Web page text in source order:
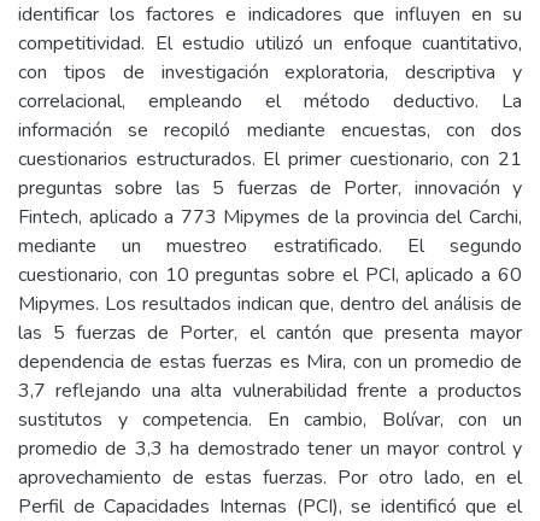
identificar los factores e indicadores que influyen en su
competitividad. El estudio utilizó un enfoque cuantitativo,
con tipos de investigación exploratoria, descriptiva y
correlacional, empleando el método deductivo. La
información se recopiló mediante encuestas, con dos
cuestionarios estructurados. El primer cuestionario, con 21
preguntas sobre las 5 fuerzas de Porter, innovación y
Fintech, aplicado a 773 Mipymes de la provincia del Carchi,
mediante un muestreo estratificado. El segundo
cuestionario, con 10 preguntas sobre el PCI, aplicado a 60
Mipymes. Los resultados indican que, dentro del análisis de
las 5 fuerzas de Porter, el cantón que presenta mayor
dependencia de estas fuerzas es Mira, con un promedio de
3,7 reflejando una alta vulnerabilidad frente a productos
sustitutos y competencia. En cambio, Bolívar, con un
promedio de 3,3 ha demostrado tener un mayor control y
aprovechamiento de estas fuerzas. Por otro lado, en el
Perfil de Capacidades Internas (PCI), se identificó que el